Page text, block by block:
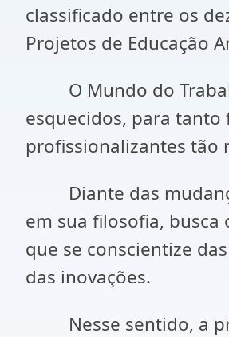
classificado entre os
Projetos de Educação
O Mundo do
esquecidos, para tanto
profissionalizantes tão
Diante das
em sua filosofia,
que se conscientize
das inovações.
Nesse sentido, a